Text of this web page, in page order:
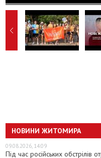
НОВИНИ ЖИТОМИРА
09.08.2026, 14:09
Під час російських